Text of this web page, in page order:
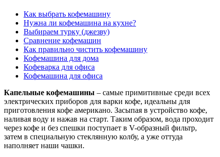
Как выбрать кофемашину
Нужна ли кофемашина на кухне?
Выбираем турку (джезву)
Сравнение кофемашин
Как правильно чистить кофемашину
Кофемашина для дома
Кофеварка для офиса
Кофемашина для офиса
Капельные кофемашины – самые примитивные среди всех
электрических приборов для варки кофе, идеальны для
приготовления кофе американо. Засыпая в устройство кофе,
наливая воду и нажав на старт. Таким образом, вода проходит
через кофе и без спешки поступает в V-образный фильтр,
затем в специальную стеклянную колбу, а уже оттуда
наполняет наши чашки.